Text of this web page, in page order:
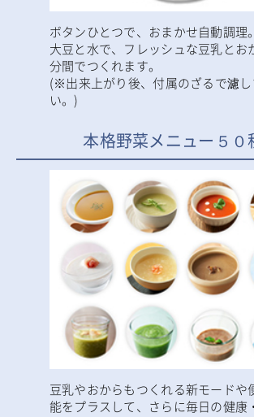
ボタンひとつで、おまかせ自動調理。
大豆と水で、フレッシュな豆乳とお
分間でつくれます。
(※出来上がり後、付属のざるで濾し
い。)
本格野菜メニュー５０
豆乳やおからもつくれる新モードや
能をプラスして、さらに毎日の健康